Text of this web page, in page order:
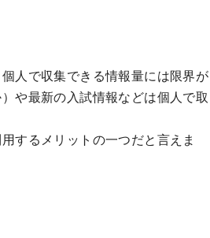
人で収集できる情報量には限界が
や最新の入試情報などは個人で取
するメリットの一つだと言えま